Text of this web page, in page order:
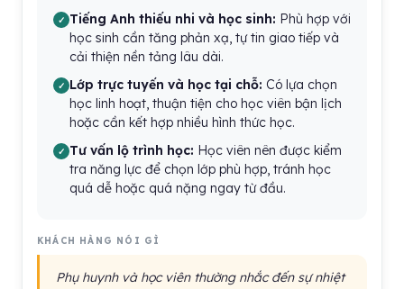
Tiếng Anh thiếu nhi và học sinh: Phù hợp với
học sinh cần tăng phản xạ, tự tin giao tiếp và
cải thiện nền tảng lâu dài.
Lớp trực tuyến và học tại chỗ: Có lựa chọn
học linh hoạt, thuận tiện cho học viên bận lịch
hoặc cần kết hợp nhiều hình thức học.
Tư vấn lộ trình học: Học viên nên được kiểm
tra năng lực để chọn lớp phù hợp, tránh học
quá dễ hoặc quá nặng ngay từ đầu.
KHÁCH HÀNG NÓI GÌ
Phụ huynh và học viên thường nhắc đến sự nhiệt